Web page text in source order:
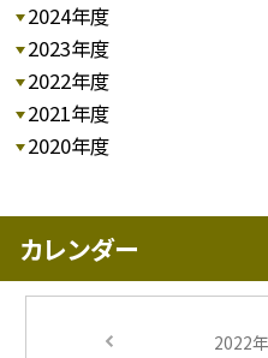
2024年度
2023年度
2022年度
2021年度
2020年度
カレンダー
2022年